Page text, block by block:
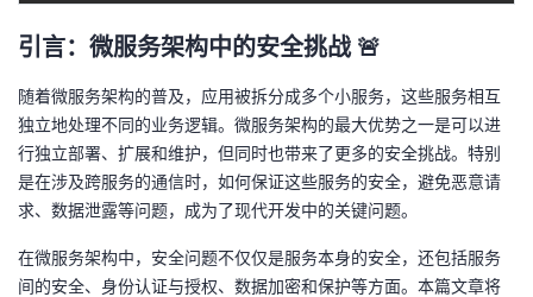
的
博
客
我
的
论
坛
我
的
圈
子
我
的
直
我
的
我
引言：微服务架构中的安全挑战 🚨
随着微服务架构的普及，应用被拆分成多个小服务，这些服务相互
独立地处理不同的业务逻辑。微服务架构的最大优势之一是可以进
行独立部署、扩展和维护，但同时也带来了更多的安全挑战。特别
是在涉及跨服务的通信时，如何保证这些服务的安全，避免恶意请
求、数据泄露等问题，成为了现代开发中的关键问题。
在微服务架构中，安全问题不仅仅是服务本身的安全，还包括服务
间的安全、身份认证与授权、数据加密和保护等方面。本篇文章将